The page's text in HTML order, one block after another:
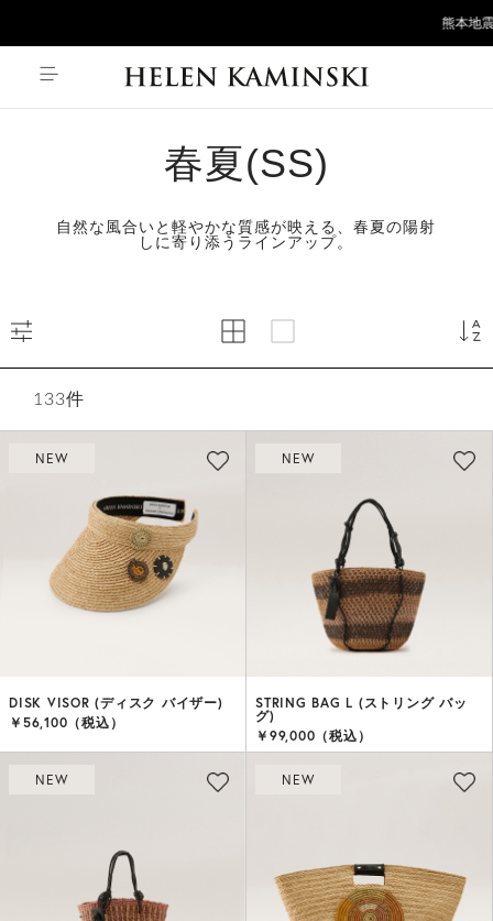
熊本地震の影
春夏(SS)
自然な風合いと軽やかな質感が映える、春夏の陽射
しに寄り添うラインアップ。
133件
NEW
DISK VISOR (ディスク バイザー)
￥56,100（税込）
NEW
STRING BAG L (ストリング バッ
グ)
￥99,000（税込）
NEW NEW